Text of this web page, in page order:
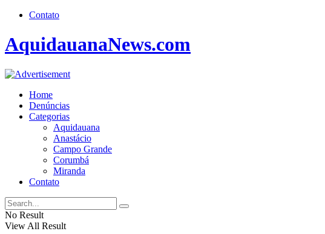
Contato
AquidauanaNews.com
Home
Denúncias
Categorias
Aquidauana
Anastácio
Campo Grande
Corumbá
Miranda
Contato
No Result
View All Result